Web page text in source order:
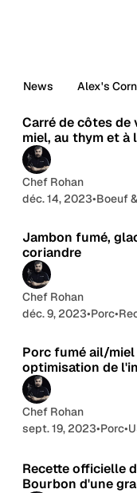
News Alex's
Carré de côtes de
miel, au thym et à
Chef Rohan
déc. 14, 2023•Boeuf
Jambon fumé,
coriandre
Chef Rohan
déc. 9, 2023•Porc•
Porc fumé ail/
optimisation de
Chef Rohan
sept. 19, 2023•Porc•
Recette officielle
Bourbon d'une